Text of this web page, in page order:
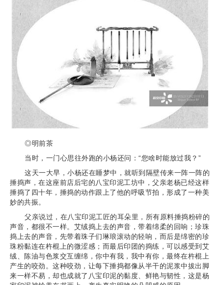
◎明前茶
当时，一门心思往外跑的小杨还问：“您啥时能放过我？”
这天一大早，小杨还在睡梦中，就听到隔壁传来一阵一阵的
捶捣声，在这座前店后宅的八宝印泥工坊中，父亲老杨已经这样
捶捣了四十年，捶捣的动作跟上了他的呼吸节拍，形成了一种美
妙的共振。
父亲说过，在八宝印泥工匠的耳朵里，所有原料捶捣粉碎的
声音，都很不一样。艾绒捣上去的声音，带着绵柔的回响；珍珠
捣上去的声音，先带着珠子们琳琅滚动的轻响，而后是绵密的珍
珠粉黏连在杵棍上的微涩感；而最后印团的捣练，可以感受到艾
绒、陈油与色浆交互缠绵，你中有我，我中有你，最终在杵棍上
产生的咬劲。这种咬劲，让每下捶捣都像从半干的泥浆中拔出脚
来一样不易，却也成就了八宝印泥的黏度、鲜艳与韧性，这是杨